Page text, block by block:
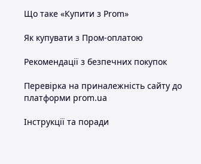
Що таке «Купити з Prom»
Як купувати з Пром-оплатою
Рекомендації з безпечних покупок
Перевірка на приналежність сайту до
платформи prom.ua
Інструкції та поради